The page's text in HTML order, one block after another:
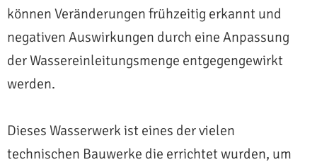
können Veränderungen frühzeitig erkannt und
negativen Auswirkungen durch eine Anpassung
der Wassereinleitungsmenge entgegengewirkt
werden.
Dieses Wasserwerk ist eines der vielen
technischen Bauwerke die errichtet wurden, um